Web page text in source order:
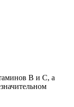
B и C, а